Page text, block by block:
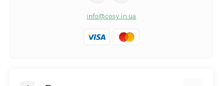
info@cosy.in.ua